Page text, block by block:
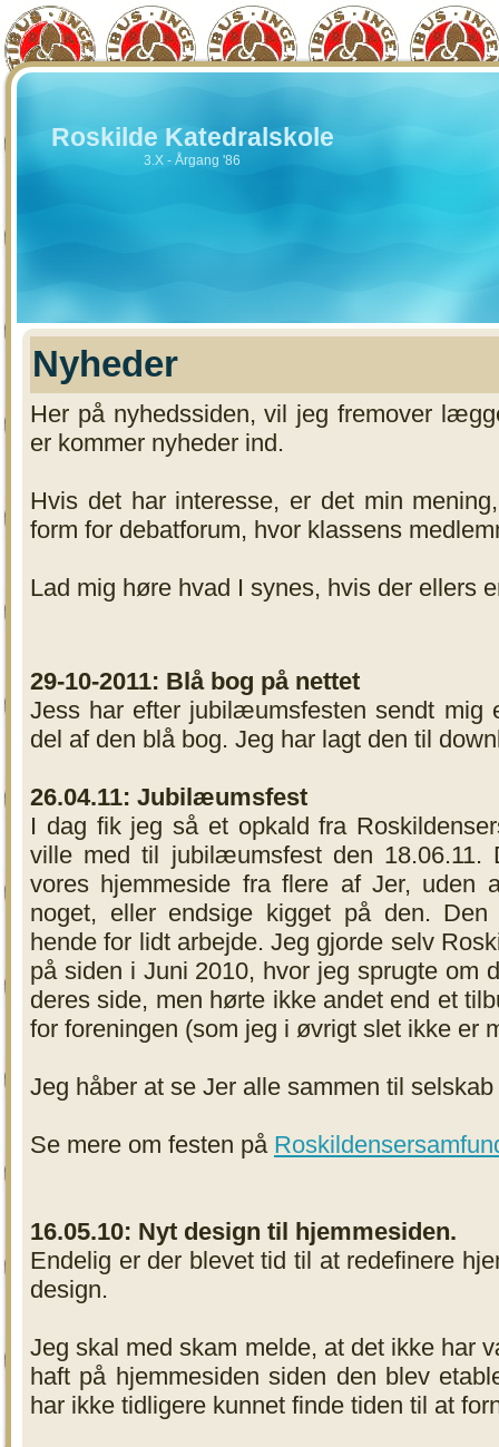
Roskilde Katedralskole
3.X - Årgang '86
Nyheder
Her på nyhedssiden, vil jeg fremover
er kommer nyheder ind.
Hvis det har interesse, er det min
form for debatforum, hvor klassens
Lad mig høre hvad I synes, hvis der ellers
29-10-2011: Blå bog på nettet
Jess har efter jubilæumsfesten sendt mig
del af den blå bog. Jeg har lagt den til
26.04.11: Jubilæumsfest
I dag fik jeg så et opkald fra
ville med til jubilæumsfest den 18.06.11.
vores hjemmeside fra flere af Jer, uden
noget, eller endsige kigget på den.
hende for lidt arbejde. Jeg gjorde selv
på siden i Juni 2010, hvor jeg sprugte om
deres side, men hørte ikke andet end et
for foreningen (som jeg i øvrigt slet ikke er
Jeg håber at se Jer alle sammen til
Se mere om festen på
16.05.10: Nyt design til hjemmesiden.
Endelig er der blevet tid til at redefinere
design.
Jeg skal med skam melde, at det ikke har
haft på hjemmesiden siden den blev
har ikke tidligere kunnet finde tiden til at